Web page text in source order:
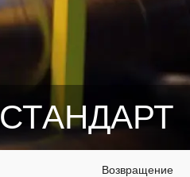
СТАНДАРТ
Возвращение